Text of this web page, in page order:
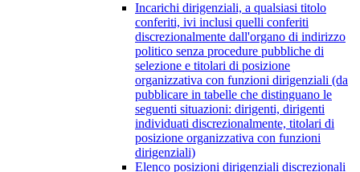
Incarichi dirigenziali, a qualsiasi titolo
conferiti, ivi inclusi quelli conferiti
discrezionalmente dall'organo di indirizzo
politico senza procedure pubbliche di
selezione e titolari di posizione
organizzativa con funzioni dirigenziali (da
pubblicare in tabelle che distinguano le
seguenti situazioni: dirigenti, dirigenti
individuati discrezionalmente, titolari di
posizione organizzativa con funzioni
dirigenziali)
Elenco posizioni dirigenziali discrezionali